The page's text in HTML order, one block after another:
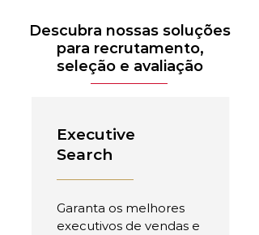
Descubra nossas soluções
para recrutamento,
seleção e avaliação
Executive
Search
Garanta os melhores
executivos de vendas e